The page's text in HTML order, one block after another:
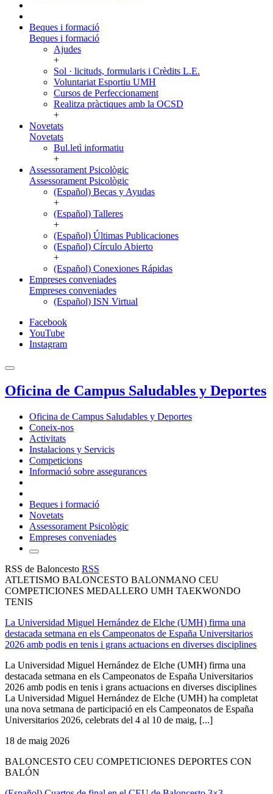
Beques i formació
Beques i formació
Ajudes
+
Sol · licituds, formularis i Crèdits L.E.
Voluntariat Esportiu UMH
Cursos de Perfeccionament
Realitza pràctiques amb la OCSD
+
Novetats
Novetats
Bul.letì informatiu
+
Assessorament Psicològic
Assessorament Psicològic
(Español) Becas y Ayudas
+
(Español) Talleres
+
(Español) Últimas Publicaciones
(Español) Círculo Abierto
+
(Español) Conexiones Rápidas
Empreses conveniades
Empreses conveniades
(Español) ISN Virtual
Facebook
YouTube
Instagram
Oficina de Campus Saludables y Deportes
Oficina de Campus Saludables y Deportes
Coneix-nos
Activitats
Instalacions y Servicis
Competicions
Informació sobre assegurances
Beques i formació
Novetats
Assessorament Psicològic
Empreses conveniades
RSS de Baloncesto RSS
ATLETISMO BALONCESTO BALONMANO CEU
COMPETICIONES MEDALLERO UMH TAEKWONDO
TENIS
La Universidad Miguel Hernández de Elche (UMH) firma una
destacada setmana en els Campeonatos de España Universitarios
2026 amb podis en tenis i grans actuacions en diverses disciplines
La Universidad Miguel Hernández de Elche (UMH) firma una
destacada setmana en els Campeonatos de España Universitarios
2026 amb podis en tenis i grans actuacions en diverses disciplines
La Universidad Miguel Hernández de Elche (UMH) ha completat
una nova setmana de participació en els Campeonatos de España
Universitarios 2026, celebrats del 4 al 10 de maig, [...]
18 de maig 2026
BALONCESTO CEU COMPETICIONES DEPORTES CON
BALÓN